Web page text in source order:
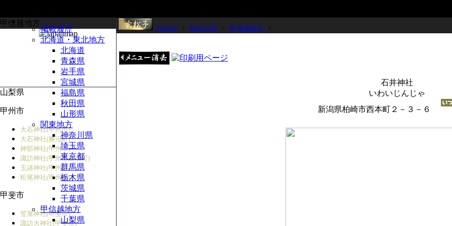
[HOME] [神社記憶] [甲信越地方]
石井神社
いわいじんじゃ
新潟県柏崎市西本町２－３－６
甲信越地方
山梨県
甲州市
大石神社(甲州市)
大石神社(勝沼町)
神部神社(甲州市)
諏訪神社(甲州市勝沼町)
玉諸神社(甲州市)
松尾神社(甲州市)
甲斐市
笠屋神社(甲斐市)
諏訪大神社(甲斐市)
掲載履歴
北海道・東北地方
北海道
青森県
岩手県
宮城県
福島県
秋田県
山形県
関東地方
神奈川県
埼玉県
東京都
群馬県
栃木県
茨城県
千葉県
甲信越地方
山梨県